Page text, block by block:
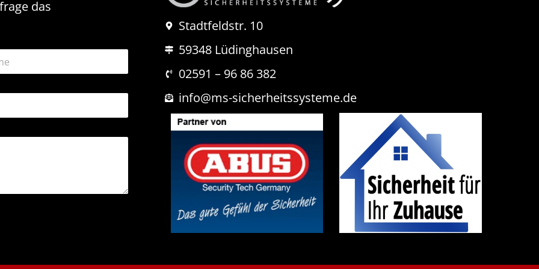
das
Stadtfeldstr. 10
59348 Lüdinghausen
02591 – 96 86 382
info@ms-sicherheitssysteme.de